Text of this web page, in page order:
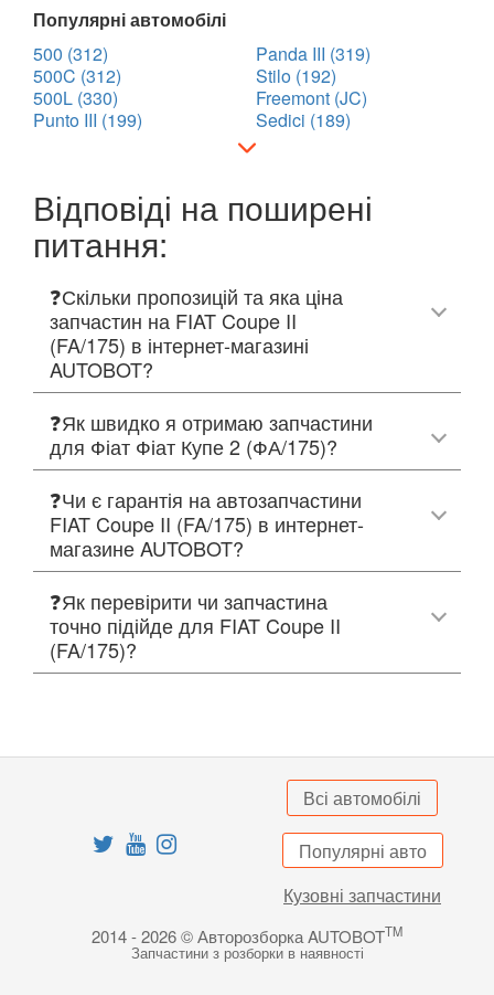
Популярні автомобілі
500 (312)
500C (312)
500L (330)
Punto III (199)
Panda III (319)
Stilo (192)
Freemont (JC)
Sedici (189)
Відповіді на поширені
питання:
❓Скільки пропозицій та яка ціна
запчастин на FIAT Coupe II
(FA/175) в інтернет-магазині
AUTOBOT?
❓Як швидко я отримаю запчастини
для Фіат Фіат Купе 2 (ФА/175)?
❓Чи є гарантія на автозапчастини
FIAT Coupe II (FA/175) в интернет-
магазине AUTOBOT?
❓Як перевірити чи запчастина
точно підійде для FIAT Coupe II
(FA/175)?
Всі автомобілі
Популярні авто
Кузовні запчастини
2014 - 2026 © Авторозборка AUTOBOTTM
Запчастини з розборки в наявності